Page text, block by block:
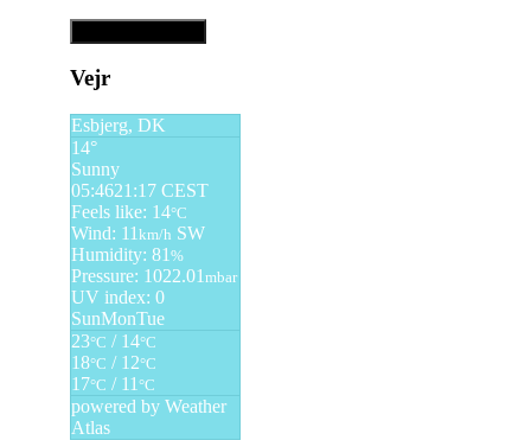
Vejr
Esbjerg, DK
14°
Sunny
05:4621:17 CEST
Feels like: 14°C
Wind: 11 km/h SW
Humidity: 81 %
Pressure: 1022.01 mbar
UV index: 0
SunMonTue
23°C / 14°C
18°C / 12°C
17°C / 11 °C
powered by Weather
Atlas